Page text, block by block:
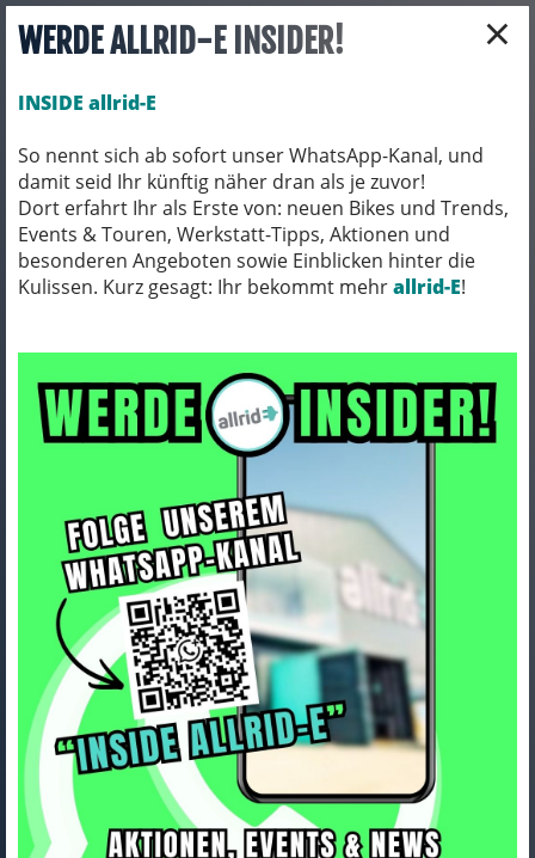
×
WERDE ALLRID-E INSIDER!
INSIDE allrid-E
So nennt sich ab sofort unser WhatsApp-Kanal, und
damit seid Ihr künftig näher dran als je zuvor!
Dort erfahrt Ihr als Erste von: neuen Bikes und Trends,
Events & Touren, Werkstatt-Tipps, Aktionen und
besonderen Angeboten sowie Einblicken hinter die
Kulissen. Kurz gesagt: Ihr bekommt mehrallrid-E!
Toggle navigation
FAHRRADZUBEHÖR PACKTASCHEN / ORTLIEB